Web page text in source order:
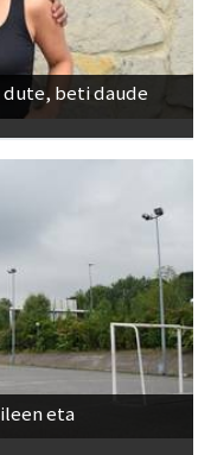
beti daude
eta